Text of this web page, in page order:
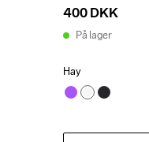
400 DKK
På lager
Hay